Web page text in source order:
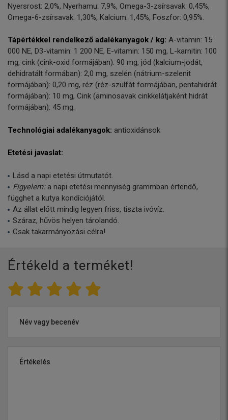
Nyersrost: 2,0%, Nyerhamu: 7,9%, Omega-3-zsírsavak: 0,45%,
Omega-6-zsírsavak: 1,30%, Kalcium: 1,45%, Foszfor: 0,95%.
Tápértékkel rendelkező adalékanyagok / kg: A-vitamin: 15
000 NE, D3-vitamin: 1 200 NE, E-vitamin: 150 mg, L-karnitin: 100
mg, cink (cink-oxid formájában): 90 mg, jód (kalcium-jodát,
dehidratált formában): 2,0 mg, szelén (nátrium-szelenit
formájában): 0,20 mg, réz (réz-szulfát formájában, pentahidrát
formájában): 10 mg, Cink (aminosavak cinkkelátjaként hidrát
formájában): 45 mg.
Technológiai adalékanyagok: antioxidánsok
Etetési javaslat:
Lásd a napi etetési útmutatót.
Figyelem: a napi etetési mennyiség grammban értendő,
függhet a kutya kondíciójától.
Az állat előtt mindig legyen friss, tiszta ivóvíz.
Száraz, hűvös helyen tárolandó.
Csak takarmányozási célra!
Értékeld a terméket!
Név vagy becenév
Értékelés